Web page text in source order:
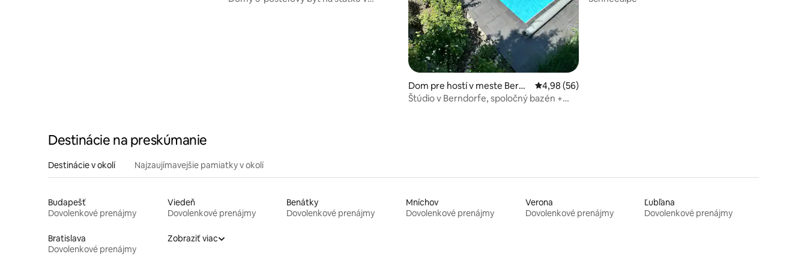
Dom pre hostí v meste Bernd
orf
Priemerné ohodnotenie 4,98 z 5, počet hodnotení: 56
4,98 (56)
Štúdio v Berndorfe, spoločný bazén +
Destinácie na preskúmanie
Destinácie v okolí Najzaujímavejšie pamiatky v okolí
Budapešť
Dovolenkové prenájmy
Viedeň
Dovolenkové prenájmy
Benátky
Dovolenkové prenájmy
Mníchov
Dovolenkové prenájmy
Verona
Dovolenkové prenájmy
Ľubľana
Dovolenkové prenájmy
Bratislava
Dovolenkové prenájmy
Zobraziť viac